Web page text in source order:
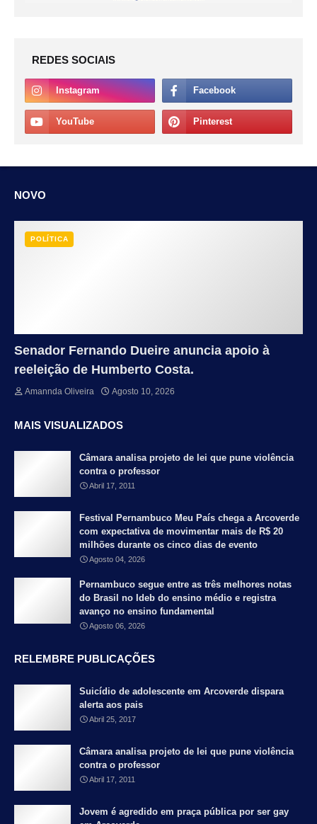
REDES SOCIAIS
NOVO
POLÍTICA
Senador Fernando Dueire anuncia apoio à
reeleição de Humberto Costa.
Amannda Oliveira Agosto 10, 2026
MAIS VISUALIZADOS
Câmara analisa projeto de lei que pune violência
contra o professor
Abril 17, 2011
Festival Pernambuco Meu País chega a Arcoverde
com expectativa de movimentar mais de R$ 20
milhões durante os cinco dias de evento
Agosto 04, 2026
Pernambuco segue entre as três melhores notas
do Brasil no Ideb do ensino médio e registra
avanço no ensino fundamental
Agosto 06, 2026
RELEMBRE PUBLICAÇÕES
Suicídio de adolescente em Arcoverde dispara
alerta aos pais
Abril 25, 2017
Câmara analisa projeto de lei que pune violência
contra o professor
Abril 17, 2011
Jovem é agredido em praça pública por ser gay